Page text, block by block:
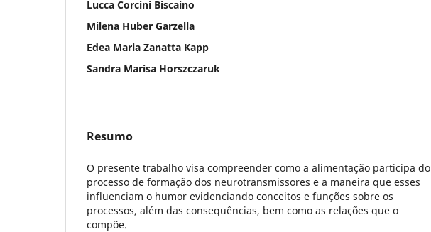
Lucca Corcini Biscaino
Milena Huber Garzella
Edea Maria Zanatta Kapp
Sandra Marisa Horszczaruk
Resumo
O presente trabalho visa compreender como a alimentação participa do
processo de formação dos neurotransmissores e a maneira que esses
influenciam o humor evidenciando conceitos e funções sobre os
processos, além das consequências, bem como as relações que o
compõe.